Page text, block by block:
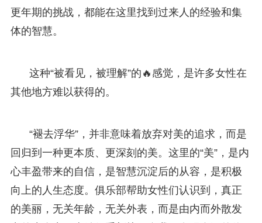
更年期的挑战，都能在这里找到过来人的经验和集
体的智慧。
这种“被看见，被理解”的🔥感觉，是许多女性在
其他地方难以获得的。
“褪去浮华”，并非意味着放弃对美的追求，而是
回归到一种更本质、更深刻的美。这里的“美”，是内
心丰盈带来的自信，是智慧沉淀后的从容，是积极
向上的人生态度。俱乐部帮助女性们认识到，真正
的美丽，无关年龄，无关外表，而是由内而外散发